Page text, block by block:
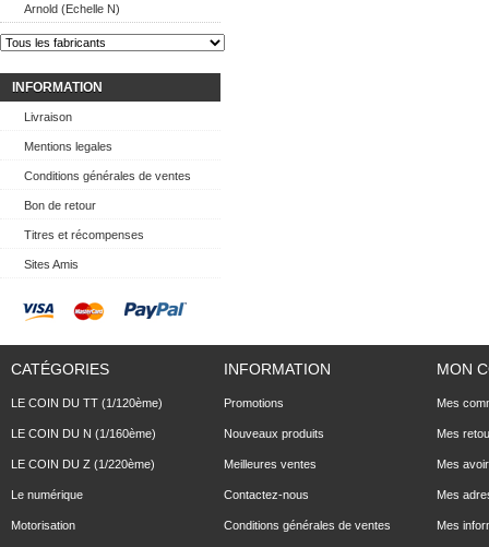
Arnold (Echelle N)
INFORMATION
Livraison
Mentions legales
Conditions générales de ventes
Bon de retour
Titres et récompenses
Sites Amis
CATÉGORIES
LE COIN DU TT (1/120ème)
LE COIN DU N (1/160ème)
LE COIN DU Z (1/220ème)
Le numérique
Motorisation
INFORMATION
Promotions
Nouveaux produits
Meilleures ventes
Contactez-nous
Conditions générales de ventes
MON
Mes
Mes
Mes
Mes
Mes